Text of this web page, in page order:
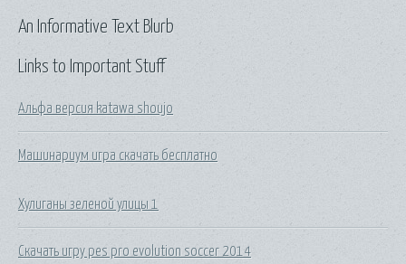
Links to Important Stuff
Альфа версия katawa shoujo
Машинариум игра скачать бесплатно
Хулиганы зеленой улицы 1
Скачать игру pes pro evolution soccer 2014
An Informative Text Blurb